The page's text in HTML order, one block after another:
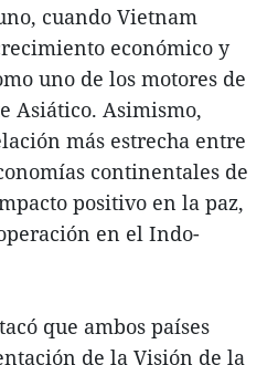
cuando Vietnam
económico y
uno de los motores de
Asiático. Asimismo,
más estrecha entre
continentales de
positivo en la paz,
en el Indo-
que ambos países
de la Visión de la